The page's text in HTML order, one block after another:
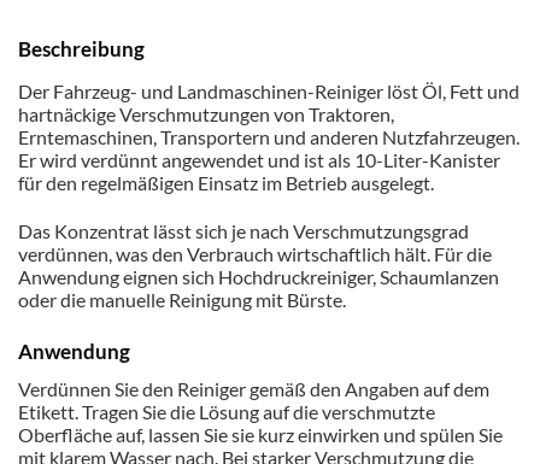
Beschreibung
Der Fahrzeug- und Landmaschinen-Reiniger löst Öl, Fett und
hartnäckige Verschmutzungen von Traktoren,
Erntemaschinen, Transportern und anderen Nutzfahrzeugen.
Er wird verdünnt angewendet und ist als 10-Liter-Kanister
für den regelmäßigen Einsatz im Betrieb ausgelegt.
Das Konzentrat lässt sich je nach Verschmutzungsgrad
verdünnen, was den Verbrauch wirtschaftlich hält. Für die
Anwendung eignen sich Hochdruckreiniger, Schaumlanzen
oder die manuelle Reinigung mit Bürste.
Anwendung
Verdünnen Sie den Reiniger gemäß den Angaben auf dem
Etikett. Tragen Sie die Lösung auf die verschmutzte
Oberfläche auf, lassen Sie sie kurz einwirken und spülen Sie
mit klarem Wasser nach. Bei starker Verschmutzung die